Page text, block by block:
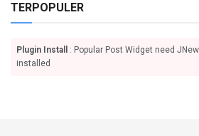
TERPOPULER
Plugin Install
: Popular Post Widget need
installed